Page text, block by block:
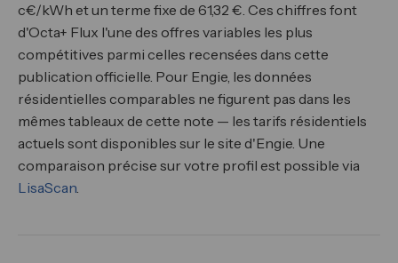
c€/kWh et un terme fixe de 61,32 €. Ces chiffres font
d'Octa+ Flux l'une des offres variables les plus
compétitives parmi celles recensées dans cette
publication officielle. Pour Engie, les données
résidentielles comparables ne figurent pas dans les
mêmes tableaux de cette note — les tarifs résidentiels
actuels sont disponibles sur le site d'Engie. Une
comparaison précise sur votre profil est possible via
LisaScan.